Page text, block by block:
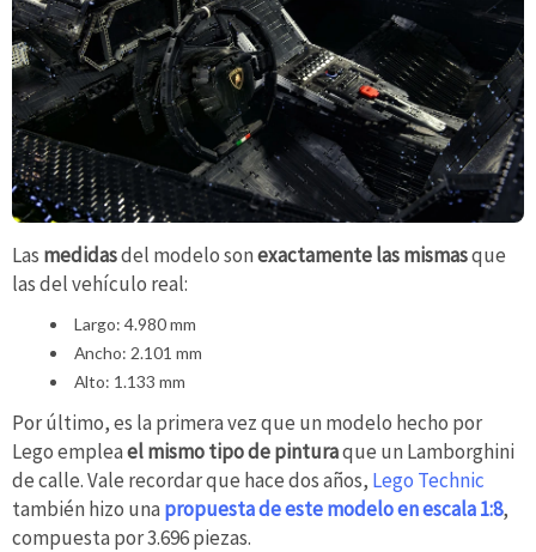
Las medidasdel modelo sonexactamente las mismasque
las del vehículo real:
Largo: 4.980 mm
Ancho: 2.101 mm
Alto: 1.133 mm
Por último, es la primera vez que un modelo hecho por
Lego empleael mismo tipo de pinturaque un Lamborghini
de calle. Vale recordar que hace dos años, Lego Technic
también hizo una propuesta de este modelo en escala 1:8,
compuesta por 3.696 piezas.